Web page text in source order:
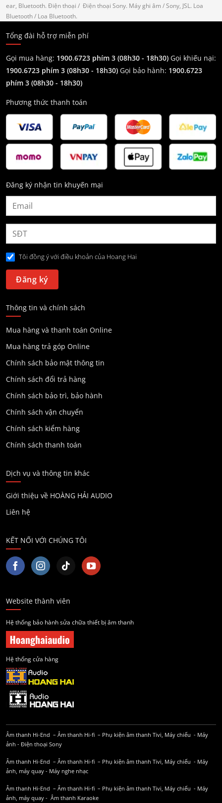
ear, Bluetooth. Điện thoại / Điện thoại Sony. Máy ghi âm / Sony, JSL. Loa
Bluetooth/ Loa Bluetooth.
Tổng đài hỗ trợ miễn phí
Gọi mua hàng: 1900.6723 phím 3 (08h30 - 18h30) Gọi khiếu nại:
1900.6723 phím 3 (08h30 - 18h30) Gọi bảo hành: 1900.6723
phím 3 (08h30 - 18h30)
Phương thức thanh toán
Đăng ký nhận tin khuyến mại
Tôi đồng ý với điều khoản của Hoang Hai
Thông tin và chính sách
Mua hàng và thanh toán Online
Mua hàng trả góp Online
Chính sách bảo mật thông tin
Chính sách đổi trả hàng
Chính sách bảo trì, bảo hành
Chính sách vận chuyển
Chính sách kiểm hàng
Chính sách thanh toán
Dịch vụ và thông tin khác
Giới thiệu về HOÀNG HẢI AUDIO
Liên hệ
KẾT NỐI VỚI CHÚNG TÔI
Website thành viên
Hệ thống bảo hành sửa chữa thiết bị âm thanh
Hệ thống cửa hàng
Âm thanh Hi-End – Âm thanh Hi-fi – Phụ kiện âm thanh Tivi, Máy chiếu - Máy
ảnh - Điện thoại Sony
Âm thanh Hi-End – Âm thanh Hi-fi – Phụ kiện âm thanh Tivi, Máy chiếu - Máy
ảnh, máy quay - Máy nghe nhạc
Âm thanh Hi-End – Âm thanh Hi-fi – Phụ kiện âm thanh Tivi, Máy chiếu - Máy
ảnh, máy quay - Âm thanh Karaoke